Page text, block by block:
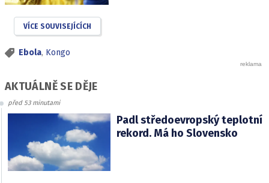
VÍCE SOUVISEJÍCÍCH
Ebola, Kongo
AKTUÁLNĚ SE DĚJE
před 53 minutami
Padl středoevropský teplotní
rekord. Má ho Slovensko